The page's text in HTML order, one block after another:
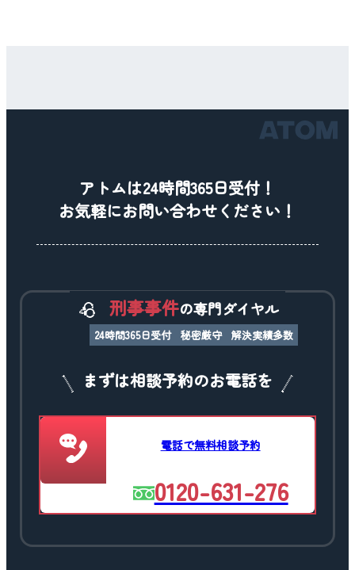
アトムは24時間365日受付！
お気軽にお問い合わせください！
刑事事件の専門ダイヤル
24時間365日受付 秘密厳守 解決実績多数
まずは相談予約のお電話を
電話で無料相談予約
0120-631-276